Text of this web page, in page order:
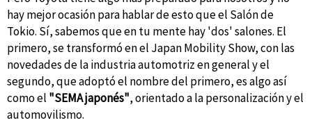
hay mejor ocasión para hablar de esto que el Salón de
Tokio. Sí, sabemos que en tu mente hay 'dos' salones. El
primero, se transformó en el Japan Mobility Show, con las
novedades de la industria automotriz en general y el
segundo, que adoptó el nombre del primero, es algo así
como el "SEMA japonés", orientado a la personalización y el
automovilismo.